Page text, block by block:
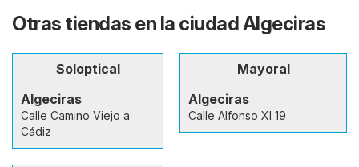
Otras tiendas en la ciudad Algeciras
Soloptical
Algeciras
Calle Camino Viejo a
Cádiz
Mayoral
Algeciras
Calle Alfonso XI 19